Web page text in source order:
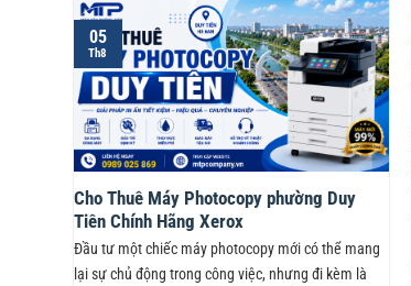
Cho Thuê Máy Photocopy phường Duy
Tiên Chính Hãng Xerox
Đầu tư một chiếc máy photocopy mới có thể mang
lại sự chủ động trong công việc, nhưng đi kèm là
05
Th8